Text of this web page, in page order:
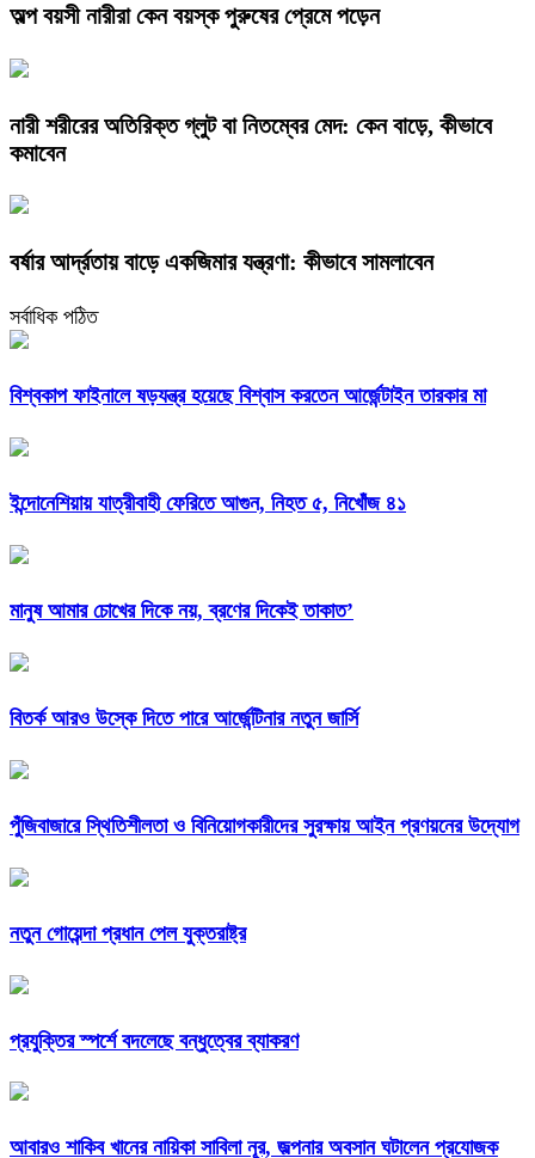
অল্প বয়সী নারীরা কেন বয়স্ক পুরুষের প্রেমে পড়েন
নারী শরীরের অতিরিক্ত গ্লুট বা নিতম্বের মেদ: কেন বাড়ে, কীভাবে
কমাবেন
বর্ষার আর্দ্রতায় বাড়ে একজিমার যন্ত্রণা: কীভাবে সামলাবেন
সর্বাধিক পঠিত
বিশ্বকাপ ফাইনালে ষড়যন্ত্র হয়েছে বিশ্বাস করতেন আর্জেন্টাইন তারকার মা
ইন্দোনেশিয়ায় যাত্রীবাহী ফেরিতে আগুন, নিহত ৫, নিখোঁজ ৪১
মানুষ আমার চোখের দিকে নয়, ব্রণের দিকেই তাকাত’
বিতর্ক আরও উস্কে দিতে পারে আর্জেন্টিনার নতুন জার্সি
পুঁজিবাজারে স্থিতিশীলতা ও বিনিয়োগকারীদের সুরক্ষায় আইন প্রণয়নের উদ্যোগ
নতুন গোয়েন্দা প্রধান পেল যুক্তরাষ্ট্র
প্রযুক্তির স্পর্শে বদলেছে বন্ধুত্বের ব্যাকরণ
আবারও শাকিব খানের নায়িকা সাবিলা নূর, জল্পনার অবসান ঘটালেন প্রযোজক